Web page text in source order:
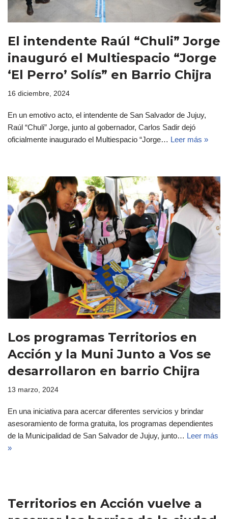
El intendente Raúl “Chuli” Jorge
inauguró el Multiespacio “Jorge
‘El Perro’ Solís” en Barrio Chijra
16 diciembre, 2024
En un emotivo acto, el intendente de San Salvador de Jujuy,
Raúl “Chuli” Jorge, junto al gobernador, Carlos Sadir dejó
oficialmente inaugurado el Multiespacio “Jorge… Leer más »
Los programas Territorios en
Acción y la Muni Junto a Vos se
desarrollaron en barrio Chijra
13 marzo, 2024
En una iniciativa para acercar diferentes servicios y brindar
asesoramiento de forma gratuita, los programas dependientes
de la Municipalidad de San Salvador de Jujuy, junto… Leer más
»
Territorios en Acción vuelve a